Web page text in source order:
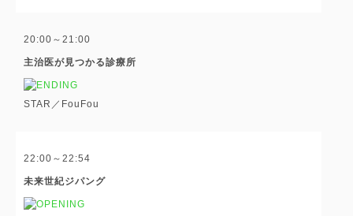
20:00～21:00
主治医が見つかる診療所
STAR／FouFou
22:00～22:54
未来世紀ジパング